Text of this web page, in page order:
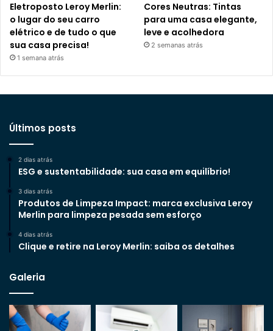
Eletroposto Leroy Merlin:
o lugar do seu carro
elétrico e de tudo o que
sua casa precisa!
1 semana atrás
Cores Neutras: Tintas
para uma casa elegante,
leve e acolhedora
2 semanas atrás
Últimos posts
2 dias atrás
ESG e sustentabilidade: sua casa em equilíbrio!
3 dias atrás
Produtos de Limpeza Impact: marca exclusiva Leroy
Merlin para limpeza pesada sem esforço
4 dias atrás
Clique e retire na Leroy Merlin: saiba os detalhes
Galeria